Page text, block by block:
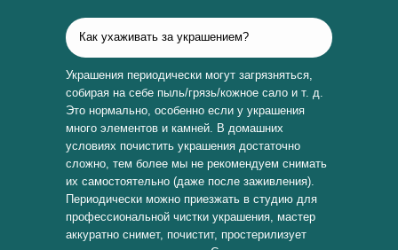
Как ухаживать за украшением?
Украшения периодически могут загрязняться,
собирая на себе пыль/грязь/кожное сало и т. д.
Это нормально, особенно если у украшения
много элементов и камней. В домашних
условиях почистить украшения достаточно
сложно, тем более мы не рекомендуем снимать
их самостоятельно (даже после заживления).
Периодически можно приезжать в студию для
профессиональной чистки украшения, мастер
аккуратно снимет, почистит, простерилизует